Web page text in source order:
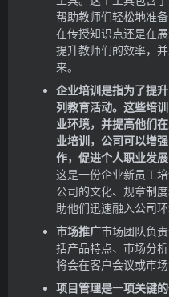
帮助教师们轻松地准
在传授知识点还是在
提升教师们的效率，
来。
企业培训是指为了提
列教育活动。这些培
业环境，并提高他们
业培训，公司可以增
作，促进个人职业发
这是一份企业新员工
公司的文化、规章制
助他们迅速融入公司环
市场推广市场团队负
括产品特点、市场分
将会在客户会议或市场
项目管理是一项关键